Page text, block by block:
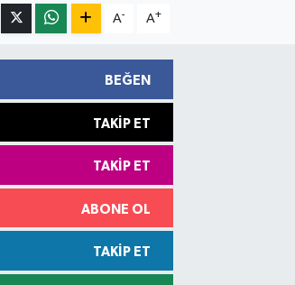
A- A+
BEĞEN
TAKIP ET
TAKIP ET
ABONE OL
TAKIP ET